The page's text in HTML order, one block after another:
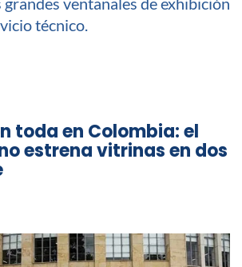
toda en Colombia: el
estrena vitrinas en dos